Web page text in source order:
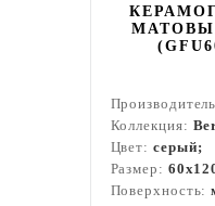
Коллекция:
Цвет: серый;
Размер:
Поверхность: